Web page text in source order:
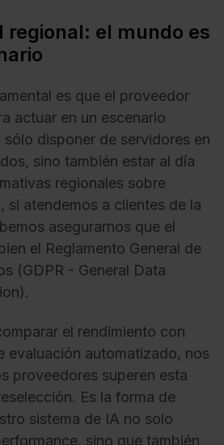
regional: el mundo es
es que el proveedor
actuar en un escenario
disponer de servidores en
sino también estar al día
regionales sobre
si atendemos a clientes de la
asegurarnos que el
el Reglamento General de
(GDPR - General Data
el rendimiento con
evaluación automatizado, nos
proveedores superen esta
Es la forma de
sistema de IA no solo
sino que también